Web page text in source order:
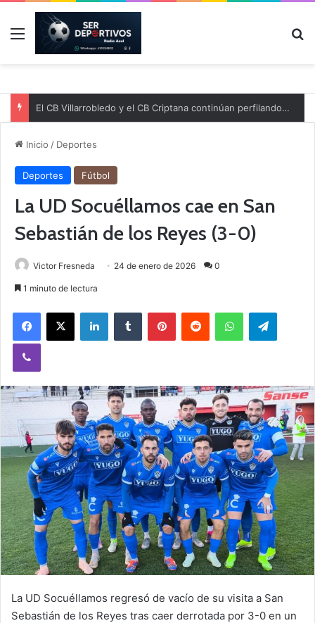
Menú
El CB Villarrobledo y el CB Criptana continúan perfilando sus plantillas
Inicio / Deportes
Deportes Fútbol
La UD Socuéllamos cae en San
Sebastián de los Reyes (3-0)
Victor Fresneda 24 de enero de 2026 0
1 minuto de lectura
La UD Socuéllamos regresó de vacío de su visita a San
Sebastián de los Reyes tras caer derrotada por 3-0 en un